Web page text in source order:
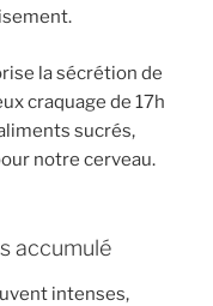
la sécrétion de
craquage de 17h
sucrés,
notre cerveau.
accumulé
intenses,